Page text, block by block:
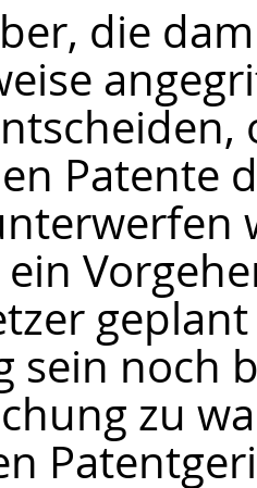
die
Patente
sein noch
zu